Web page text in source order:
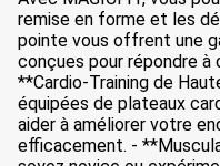
remise en forme et les
pointe vous offrent une
conçues pour répondre
**Cardio-Training de
équipées de plateaux
aider à améliorer votre
efficacement. -